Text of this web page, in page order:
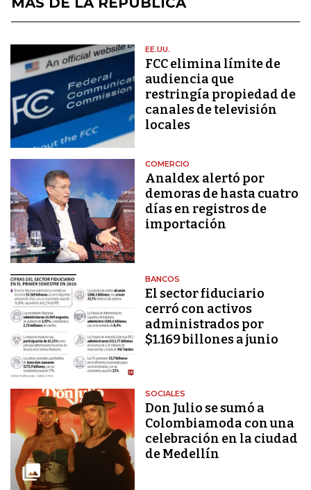
EE.UU.
FCC elimina límite de
audiencia que
restringía propiedad de
canales de televisión
locales
COMERCIO
Analdex alertó por
demoras de hasta cuatro
días en registros de
importación
BANCOS
El sector fiduciario
cerró con activos
administrados por
$1.169 billones a junio
SOCIALES
Don Julio se sumó a
Colombiamoda con una
celebración en la ciudad
de Medellín